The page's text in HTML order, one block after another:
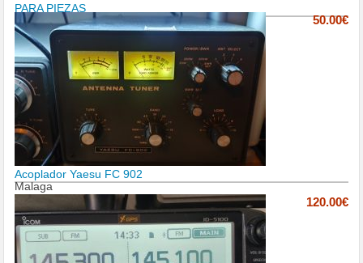
PARA PIEZAS
50.00€
Acoplador Yaesu FC 902
Malaga
120.00€